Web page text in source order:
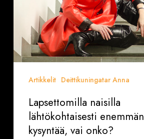
Artikkelit Deittikuningatar Anna
Lapsettomilla naisilla
lähtökohtaisesti enemmän
kysyntää, vai onko?